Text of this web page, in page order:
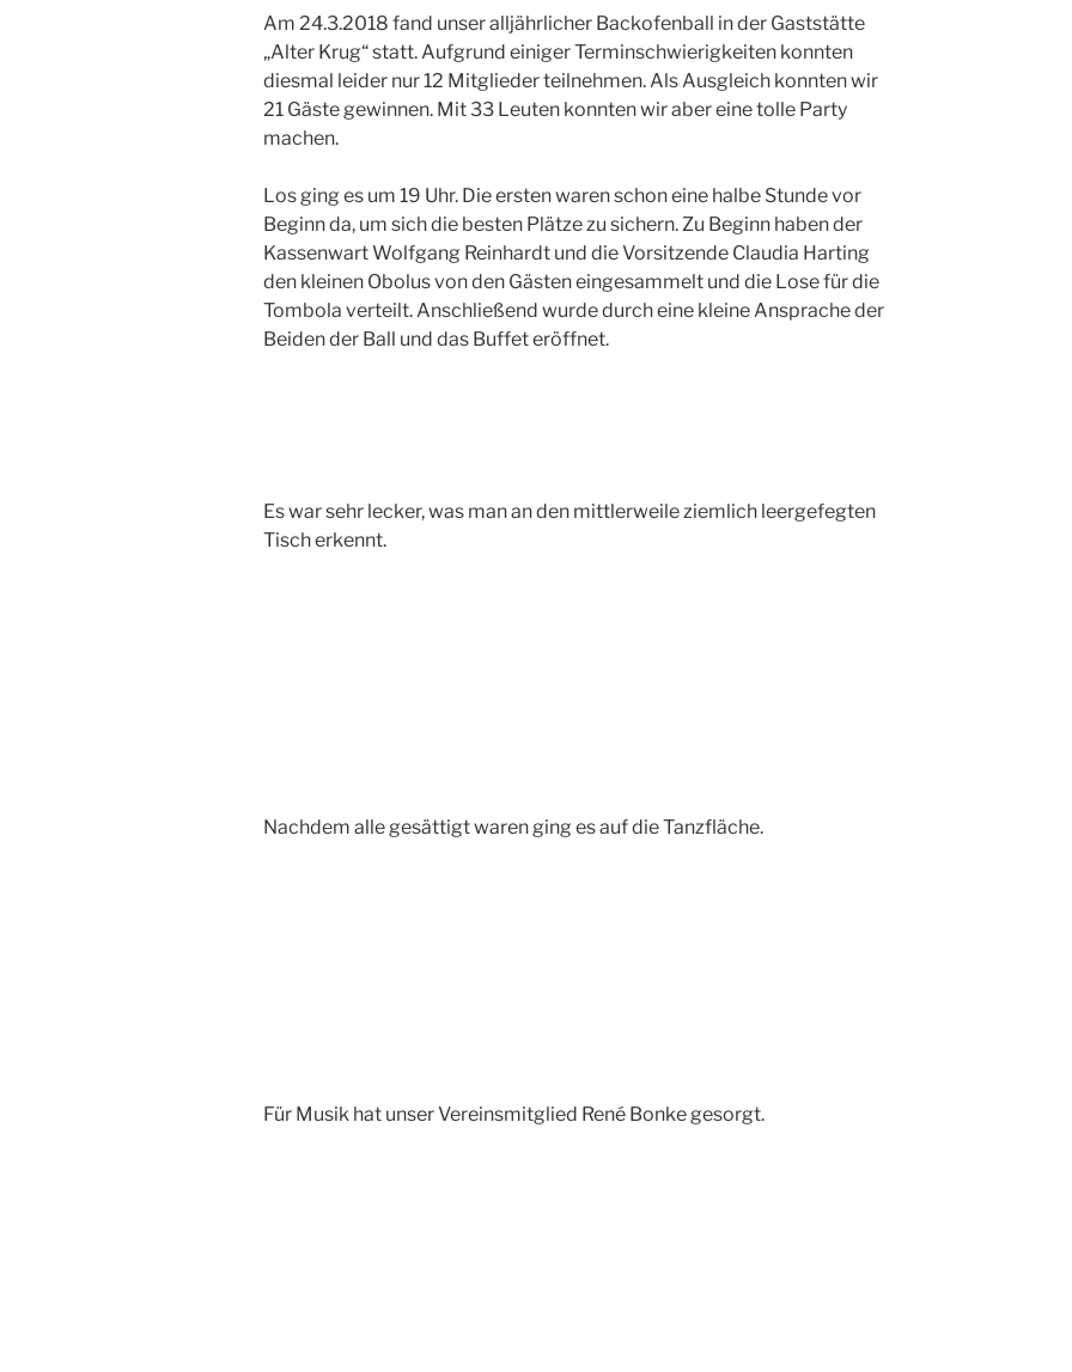
Am 24.3.2018 fand unser alljährlicher Backofenball in der Gaststätte
„Alter Krug“ statt. Aufgrund einiger Terminschwierigkeiten konnten
diesmal leider nur 12 Mitglieder teilnehmen. Als Ausgleich konnten wir
21 Gäste gewinnen. Mit 33 Leuten konnten wir aber eine tolle Party
machen.
Los ging es um 19 Uhr. Die ersten waren schon eine halbe Stunde vor
Beginn da, um sich die besten Plätze zu sichern. Zu Beginn haben der
Kassenwart Wolfgang Reinhardt und die Vorsitzende Claudia Harting
den kleinen Obolus von den Gästen eingesammelt und die Lose für die
Tombola verteilt. Anschließend wurde durch eine kleine Ansprache der
Beiden der Ball und das Buffet eröffnet.
Es war sehr lecker, was man an den mittlerweile ziemlich leergefegten
Tisch erkennt.
Nachdem alle gesättigt waren ging es auf die Tanzfläche.
Für Musik hat unser Vereinsmitglied René Bonke gesorgt.